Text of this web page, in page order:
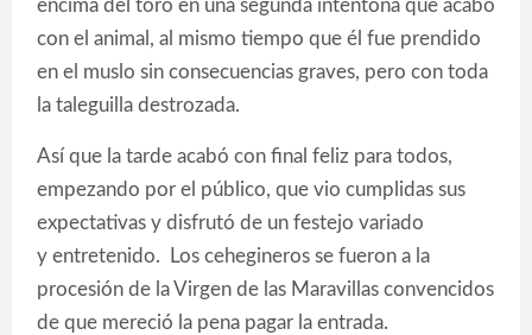
encima del toro en una segunda intentona que acabó
con el animal, al mismo tiempo que él fue prendido
en el muslo sin consecuencias graves, pero con toda
la taleguilla destrozada.
Así que la tarde acabó con final feliz para todos,
empezando por el público, que vio cumplidas sus
expectativas y disfrutó de un festejo variado
y entretenido. Los cehegineros se fueron a la
procesión de la Virgen de las Maravillas convencidos
de que mereció la pena pagar la entrada.